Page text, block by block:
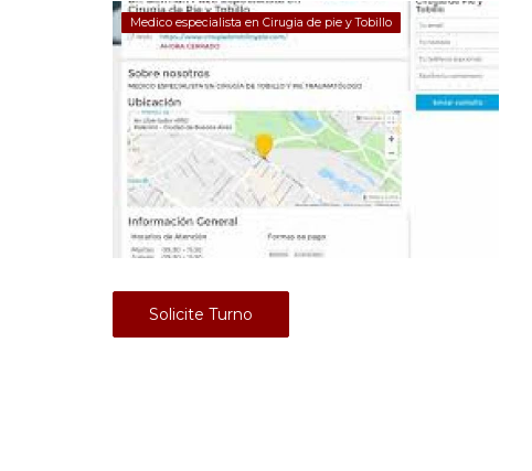
Medico especialista en Cirugia de pie y Tobillo
Solicite Turno